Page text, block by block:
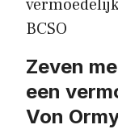
Zeven
een
Von